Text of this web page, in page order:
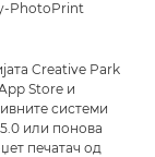
PhotoPrint
Creative Park
Store и
системи
или понова
печатач од